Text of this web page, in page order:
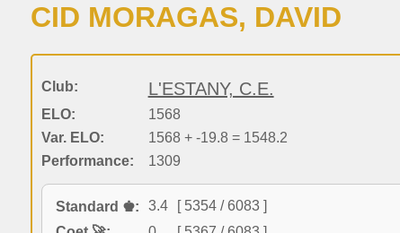
CID MORAGAS, DAVID
Club: L'ESTANY, C.E.
ELO:
1568
Var. ELO:
1568 + -19.8 = 1548.2
Performance:
1309
Standard ♚: 3.4
[ 5354 / 6083 ]